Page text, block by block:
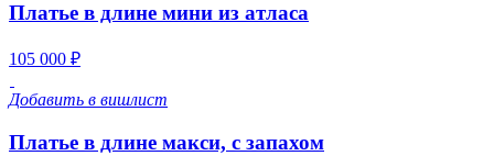
Платье в длине мини из атласа
105 000 ₽
Добавить в вишлист
Платье в длине макси, с запахом